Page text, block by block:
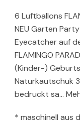
6 Luftballons
NEU Garten
Eyecatcher auf
FLAMINGO
(Kinder-)
Naturkautschuk
bedruckt sa…
* maschinell aus